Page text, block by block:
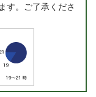
す。ご了承くださ